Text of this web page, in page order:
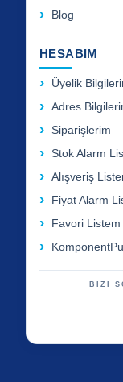
Blog
HESABIM
Üyelik
Adres
Siparişlerim
Stok Alarm
Alışveriş
Fiyat Alarm
Favori Listem
BİZİ